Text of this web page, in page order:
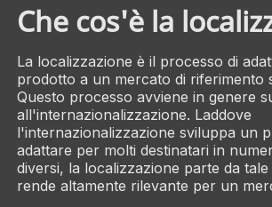
Che cos'è la
La localizzazione è il processo di
prodotto a un mercato di riferimento
Questo processo avviene in genere
all'internazionalizzazione. Laddove
l'internazionalizzazione sviluppa un
adattare per molti destinatari in
diversi, la localizzazione parte da
rende altamente rilevante per un